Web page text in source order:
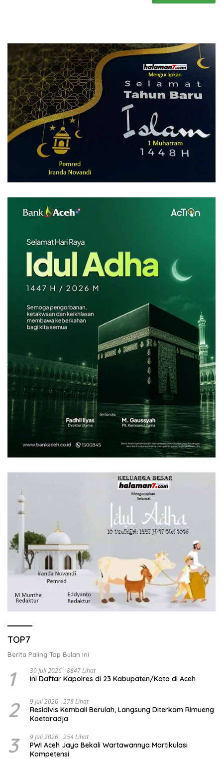
TOP7
Berita Paling Top Bulan Ini
1 30 Juli 2026 8847 Lihat
Ini Daftar Kapolres di 23 Kabupaten/Kota di Aceh
2 9 Juli 2026 278 Lihat
Residivis Kembali Berulah, Langsung Diterkam Rimueng
Koetaradja
3 9 Juli 2026 254 Lihat
PWI Aceh Jaya Bekali Wartawannya Martikulasi
Kompetensi